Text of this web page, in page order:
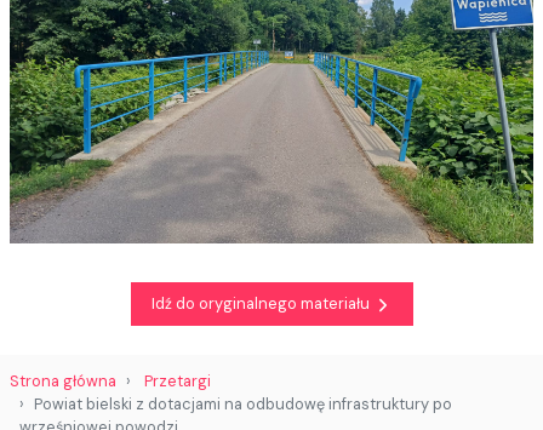
Idź do oryginalnego materiału
Strona główna
Przetargi
Powiat bielski z dotacjami na odbudowę infrastruktury po